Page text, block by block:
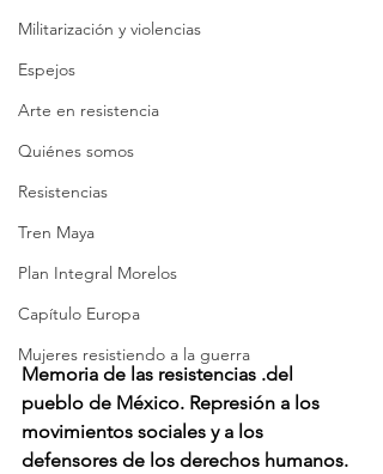
Militarización y violencias
Espejos
Arte en resistencia
Quiénes somos
Resistencias
Tren Maya
Plan Integral Morelos
Capítulo Europa
Mujeres resistiendo a la guerra
Memoria de las resistencias .del
pueblo de México. Represión a los
movimientos sociales y a los
defensores de los derechos humanos.